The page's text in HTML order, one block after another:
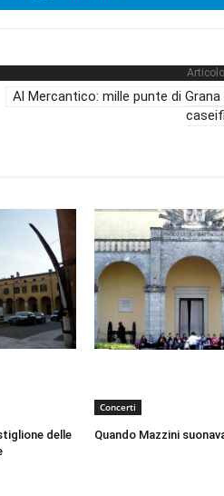
Al Mercantico: mille punte di
delle
Concerti
Quando Mazzini